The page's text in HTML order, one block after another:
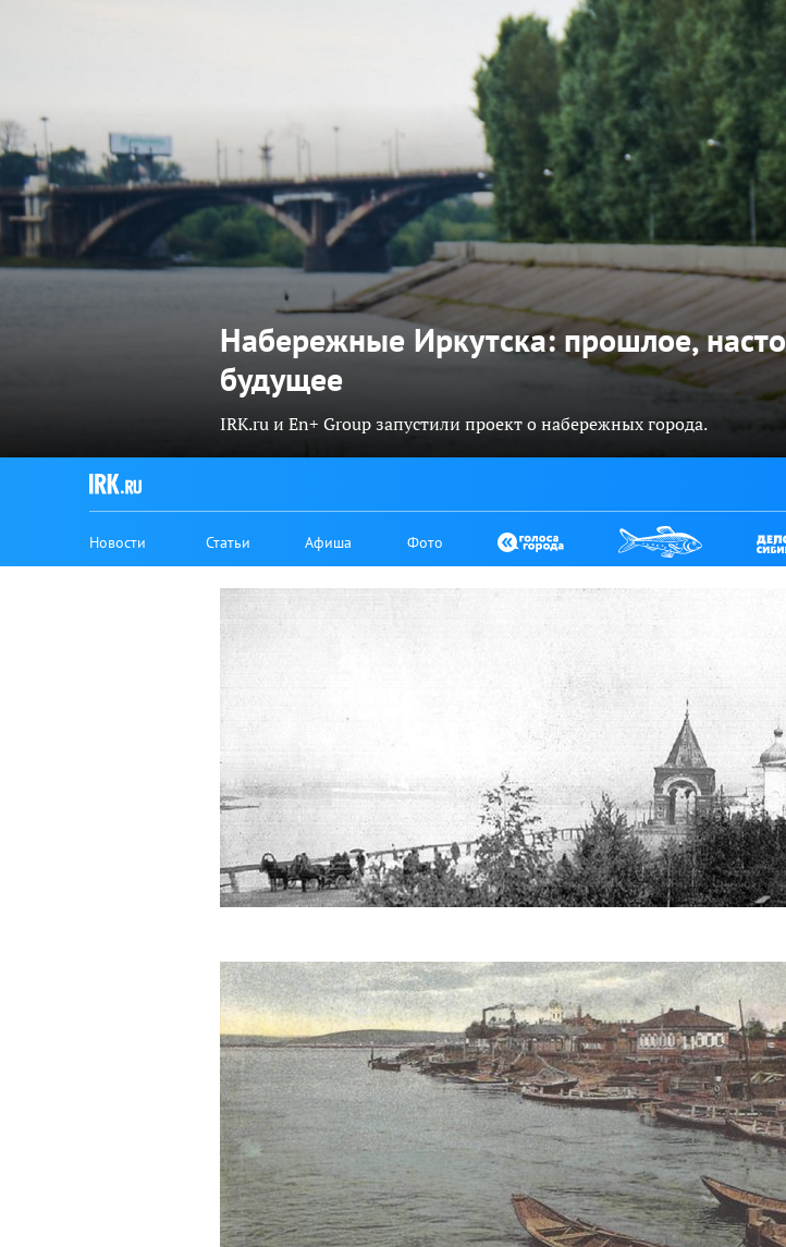
Набережные Иркутска: прошлое,
будущее
IRK.ru и En+ Group запустили проект о набережных города.
Новости Статьи Афиша Фото